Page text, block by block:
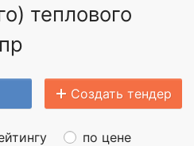
теплового
Создать тендер
по цене